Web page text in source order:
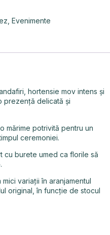
Evenimente
hortensie mov intens și
prezență delicată și
mărime potrivită pentru un
ceremoniei.
cu burete umed ca florile să
variații în aranjamentul
original, în funcție de stocul